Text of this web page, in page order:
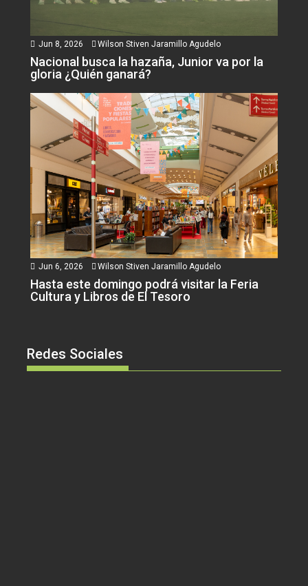
Jun 8, 2026 Wilson Stiven Jaramillo Agudelo
Nacional busca la hazaña, Junior va por la
gloria ¿Quién ganará?
Jun 6, 2026 Wilson Stiven Jaramillo Agudelo
Hasta este domingo podrá visitar la Feria
Cultura y Libros de El Tesoro
Redes Sociales